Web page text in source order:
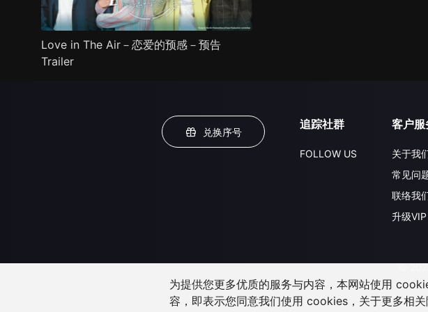
Love in The Air－恋爱的预感－预告
Trailer
兑换序号
追踪社群
FOLLOW US
客户服
关于我
常见问
联络我
升级VIP
©
为提供您更多优质的服务与内容，本网站使用
容，即表示您同意我们使用 cookies，关于更多相